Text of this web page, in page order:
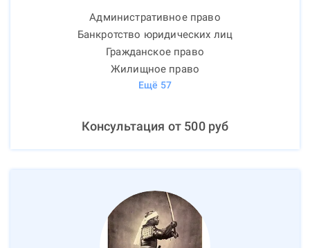
Административное право
Банкротство юридических лиц
Гражданское право
Жилищное право
Ещё 57
Консультация от 500руб